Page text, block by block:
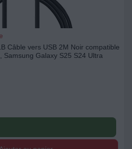
Câble vers USB 2M Noir compatible
Samsung Galaxy S25 S24 Ultra